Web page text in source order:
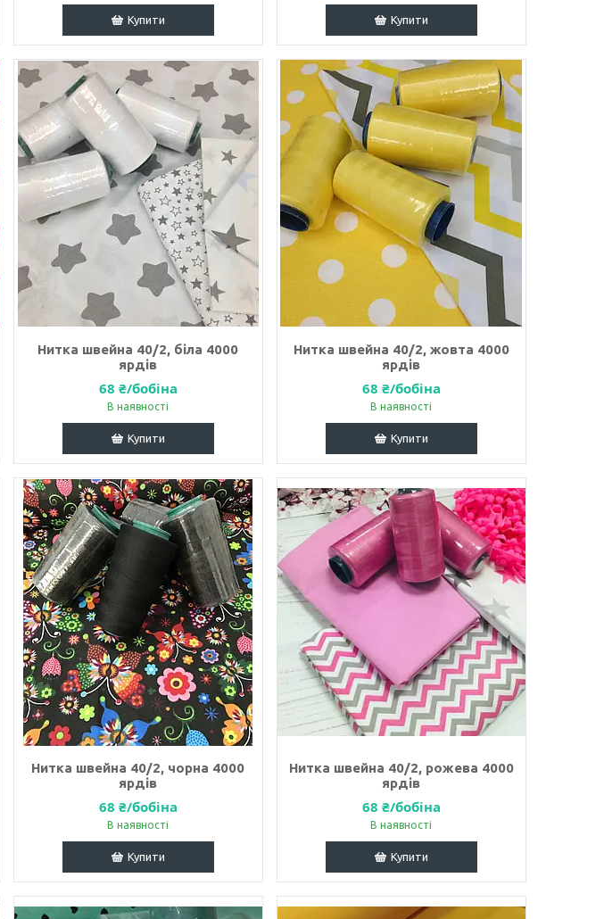
Купити Купити
Нитка швейна 40/2, біла 4000
ярдів
68 ₴/бобіна
В наявності
Купити
Нитка швейна 40/2, жовта 4000
ярдів
68 ₴/бобіна
В наявності
Купити
Нитка швейна 40/2, чорна 4000
ярдів
68 ₴/бобіна
В наявності
Купити
Нитка швейна 40/2, рожева 4000
ярдів
68 ₴/бобіна
В наявності
Купити